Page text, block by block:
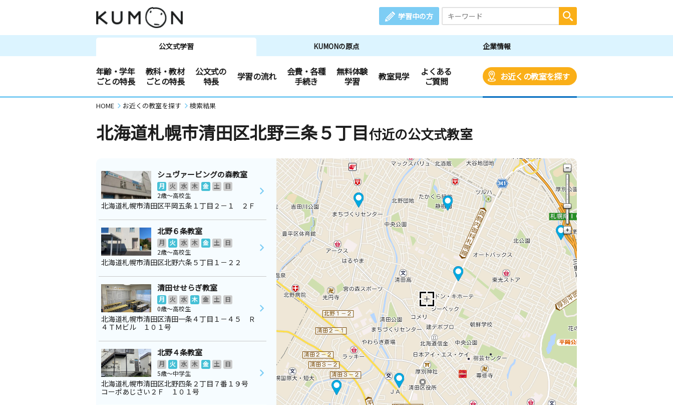
学習中の方
公文式学習 KUMONの原点 企業情報
年齢・学年
ごとの特長
教科・教材
ごとの特長
公文式の
特長
学習の流れ
会費・各種
手続き
無料体験
学習
教室見学
よくある
ご質問
お近くの教室を探す
HOME お近くの教室を探す 検索結果
北海道札幌市清田区北野三条５丁目付近の公文式教室
シュヴァービングの森教室
月 火 水 木 金 土
日
2歳～高校生
北海道札幌市清田区平岡五条１丁目２－１ ２Ｆ
北野６条教室
月 火 水 木 金 土
日
2歳～高校生
北海道札幌市清田区北野六条５丁目１－２２
清田せせらぎ教室
月 火 水 木 金 土
日
0歳～高校生
北海道札幌市清田区清田一条４丁目１－４５ Ｒ
４ＴＭビル １０１号
北野４条教室
月 火 水 木 金 土
日
5歳～中学生
北海道札幌市清田区北野四条２丁目７番１９号
コーポあじさい２Ｆ １０１号